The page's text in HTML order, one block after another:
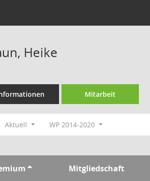
Heike
Mitarbeit
Aktuell WP 2014-2020
Mitgliedschaft